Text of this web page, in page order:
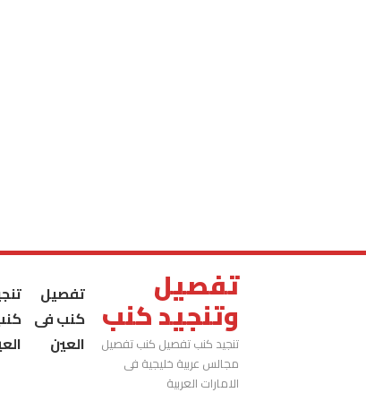
تفصيل
وتنجيد كنب
تنجيد كنب تفصيل كنب تفصيل
مجالس عربية خليجية فى
الامارات العربية
تفصيل
كنب فى
العين